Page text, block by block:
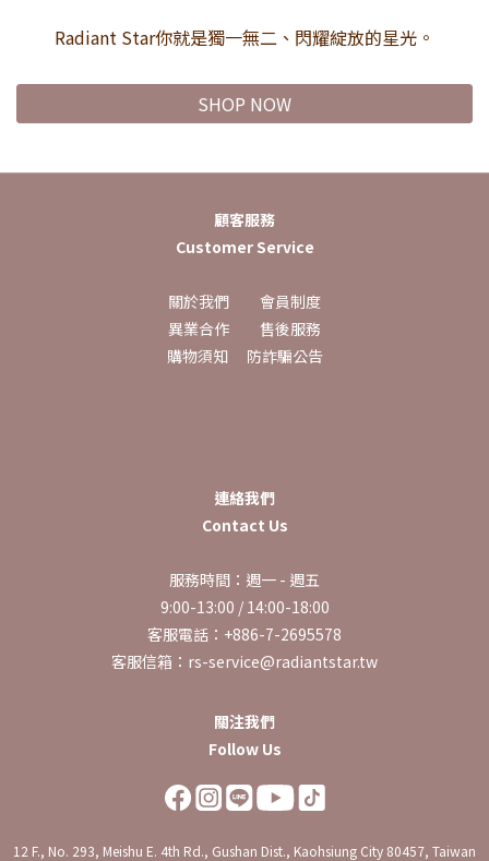
Radiant Star你就是獨一無二、閃耀綻放的星光。
SHOP NOW
顧客服務
Customer Service
關於我們
會員制度
異業合作
售後服務
購物須知
防詐騙公告
連絡我們
Contact Us
服務時間：週一 - 週五
9:00-13:00 / 14:00-18:00
客服電話：+886-7-2695578
客服信箱：rs-service@radiantstar.tw
關注我們
Follow Us
12 F., No. 293, Meishu E. 4th Rd., Gushan Dist., Kaohsiung City 80457, Taiwan